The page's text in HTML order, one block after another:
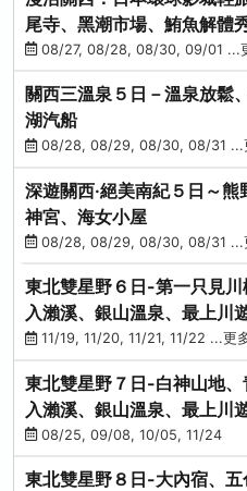
尾寺、黑潮市場、鮪魚解體
08/27, 08/28, 08/30, 09/01 ...
關西三溫泉５日－溫泉放鬆
湖汽船
08/28, 08/29, 08/30, 08/31 ...
深遊關西·絕美南紀５日～
神宮、海女小屋
08/28, 08/29, 08/30, 08/31 ...
東北雙星野６日-第一只見
入瀨溪、銀山溫泉、最上川
(仙/青)
11/19, 11/20, 11/21, 11/22 ...更
東北雙星野７日-白神山地
入瀨溪、銀山溫泉、最上川
進免稅店)(仙/青)
08/25, 09/08, 10/05, 11/24
東北雙星野８日-大內宿、